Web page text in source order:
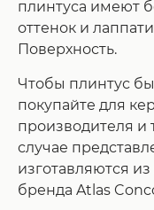
плинтуса имеют
оттенок и
Поверхность.
Чтобы плинтус
покупайте для
производителя и
случае
изготавляются
бренда Atlas